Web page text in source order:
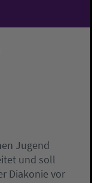
Jugend
und soll
Diakonie vor